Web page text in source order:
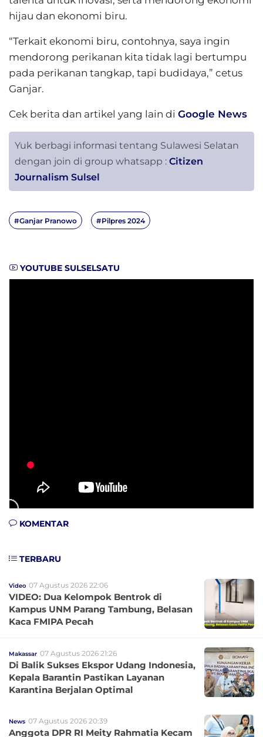
hijau dan ekonomi biru.
“Terkait ekonomi biru, contohnya, saya ingin
mendorong perikanan kita tidak lagi bertumpu
pada perikanan tangkap, tapi budidaya,” cetus
Ganjar.
Cek berita dan artikel yang lain di Google News
Yuk berbagi informasi tentang Sulawesi Selatan
dengan join di group whatsapp : Citizen
Journalism Sulsel
#Ganjar Pranowo #Pilpres 2024
YOUTUBE SULSELSATU
KOMENTAR
TERBARU
Video 07 Agustus 2026 22:06
VIDEO: Dua Kelompok Bentrok di
Kampus UNM Parang Tambung, Belasan
Kaca FMIPA Pecah
Makassar 07 Agustus 2026 21:26
Di Balik Sukses Ekspor Udang Indonesia,
Kepala Barantin Pastikan Layanan
Karantina Berjalan Optimal
News 07 Agustus 2026 20:39
Anggota DPR RI Meity Rahmatia Kecam